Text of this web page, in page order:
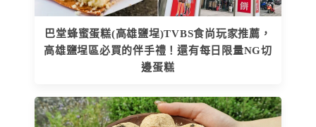
巴堂蜂蜜蛋糕(高雄鹽埕)TVBS食尚玩家推薦，
高雄鹽埕區必買的伴手禮！還有每日限量NG切
邊蛋糕